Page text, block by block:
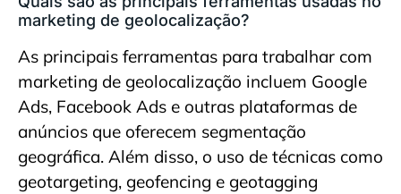
marketing de geolocalização?
As principais ferramentas para trabalhar com
marketing de geolocalização incluem Google
Ads, Facebook Ads e outras plataformas de
anúncios que oferecem segmentação
geográfica. Além disso, o uso de técnicas como
geotargeting, geofencing e geotagging